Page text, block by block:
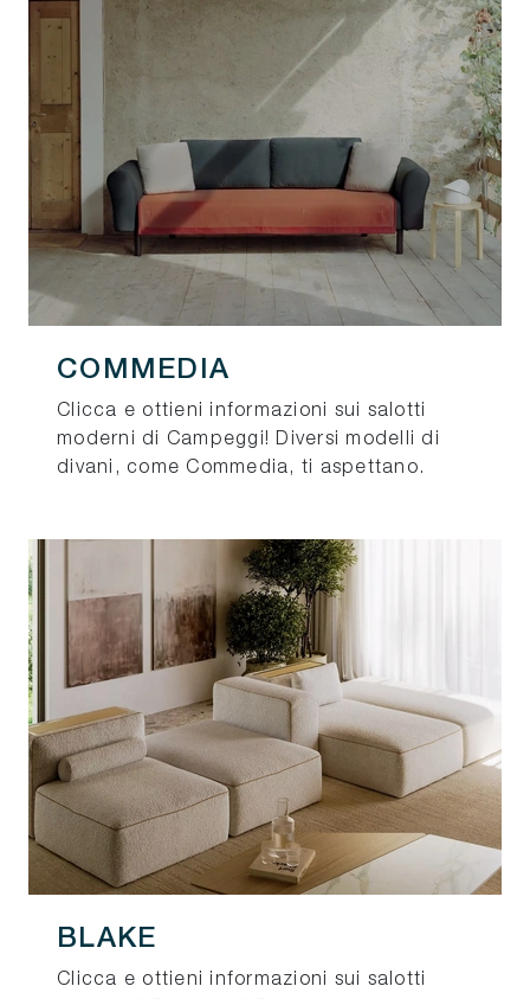
COMMEDIA
Clicca e ottieni informazioni sui salotti
moderni di Campeggi! Diversi modelli di
divani, come Commedia, ti aspettano.
BLAKE
Clicca e ottieni informazioni sui salotti